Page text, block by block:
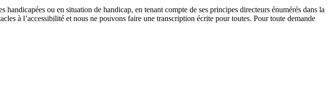
ou en situation de handicap, en tenant compte de ses principes directeurs énumérés dans la
à l’accessibilité et nous ne pouvons faire une transcription écrite pour toutes. Pour toute demande